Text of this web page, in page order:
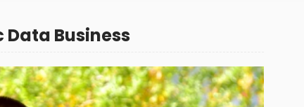
Business